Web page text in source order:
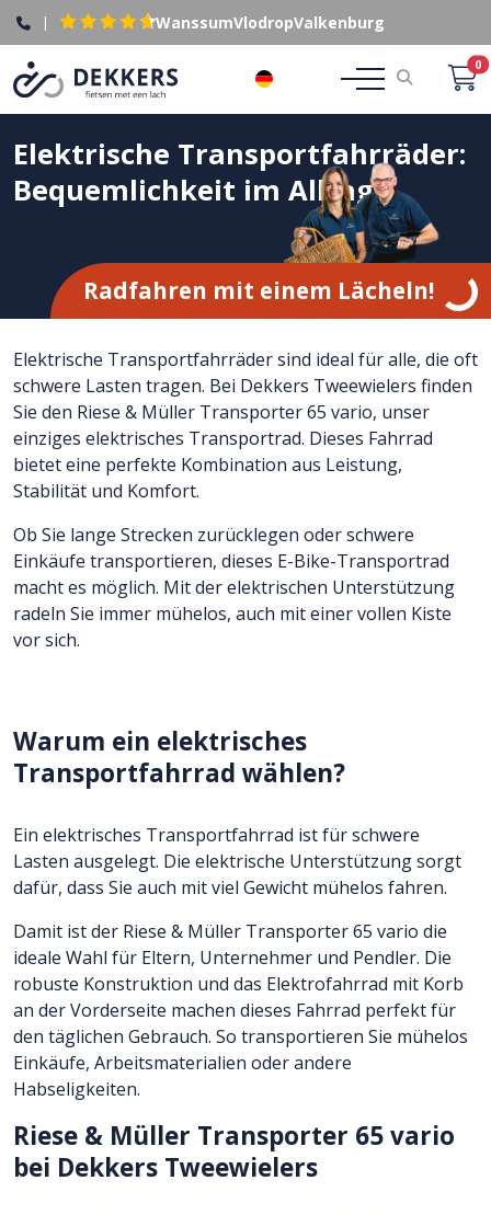
| WanssumVlodropValkenburg
0
Elektrische Transportfahrräder:
Bequemlichkeit im Alltag
Radfahren mit einem Lächeln!
Elektrische Transportfahrräder sind ideal für alle, die oft
schwere Lasten tragen. Bei Dekkers Tweewielers finden
Sie den Riese & Müller Transporter 65 vario, unser
einziges elektrisches Transportrad. Dieses Fahrrad
bietet eine perfekte Kombination aus Leistung,
Stabilität und Komfort.
Ob Sie lange Strecken zurücklegen oder schwere
Einkäufe transportieren, dieses E-Bike-Transportrad
macht es möglich. Mit der elektrischen Unterstützung
radeln Sie immer mühelos, auch mit einer vollen Kiste
vor sich.
Warum ein elektrisches
Transportfahrrad wählen?
Ein elektrisches Transportfahrrad ist für schwere
Lasten ausgelegt. Die elektrische Unterstützung sorgt
dafür, dass Sie auch mit viel Gewicht mühelos fahren.
Damit ist der Riese & Müller Transporter 65 vario die
ideale Wahl für Eltern, Unternehmer und Pendler. Die
robuste Konstruktion und das Elektrofahrrad mit Korb
an der Vorderseite machen dieses Fahrrad perfekt für
den täglichen Gebrauch. So transportieren Sie mühelos
Einkäufe, Arbeitsmaterialien oder andere
Habseligkeiten.
Riese & Müller Transporter 65 vario
bei Dekkers Tweewielers